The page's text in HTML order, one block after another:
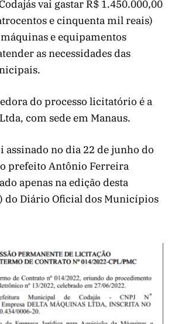
vai gastar R$ 1.450.000,00
e cinquenta mil reais)
e equipamentos
as necessidades das
do processo licitatório é a
com sede em Manaus.
assinado no dia 22 de junho do
prefeito Antônio Ferreira
apenas na edição desta
do Diário Oficial dos Municípios